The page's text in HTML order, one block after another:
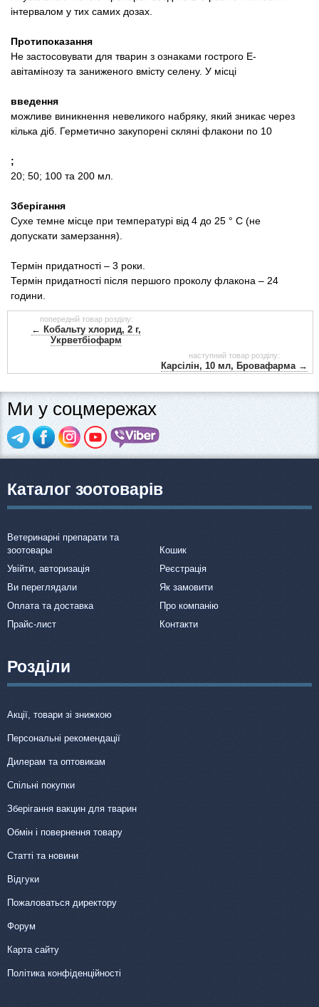
інтервалом у тих самих дозах.
Протипоказання
Не застосовувати для тварин з ознаками гострого Е-
авітамінозу та заниженого вмісту селену. У місці
введення
можливе виникнення невеликого набряку, який зникає через
кілька діб. Герметично закупорені скляні флакони по 10
;
20; 50; 100 та 200 мл.
Зберігання
Сухе темне місце при температурі від 4 до 25 ° С (не
допускати замерзання).
Термін придатності – 3 роки.
Термін придатності після першого проколу флакона – 24
години.
попередній товар розділу:
← Кобальту хлорид, 2 г,
Укрветбіофарм
наступний товар розділу:
Карсілін, 10 мл, Бровафарма →
Ми у соцмережах
Каталог зоотоварів
Ветеринарні препарати та
зоотовары
Кошик
Увійти, авторизація
Реєстрація
Ви переглядали
Як замовити
Оплата та доставка
Про компанію
Прайс-лист
Контакти
Розділи
Акції, товари зі знижкою
Персональні рекомендації
Дилерам та оптовикам
Спільні покупки
Зберігання вакцин для тварин
Обмін і повернення товару
Статті та новини
Відгуки
Пожаловаться директору
Форум
Карта сайту
Політика конфіденційності